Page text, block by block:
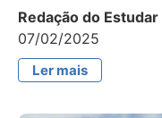
Redação do Estudar
07/02/2025
Ler mais